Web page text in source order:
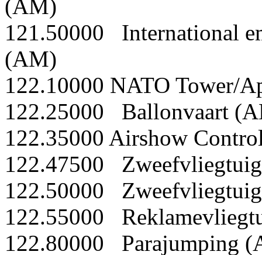
(AM)
121.50000 International
(AM)
122.10000 NATO Tower/
122.25000 Ballonvaart
122.35000 Airshow
122.47500
122.50000
122.55000
122.80000 Parajumping